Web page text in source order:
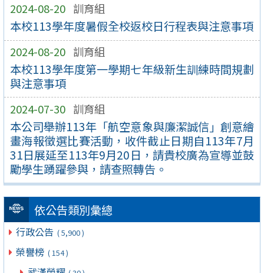
2024-08-20 訓育組
本校113學年度暑假全校返校日行程表與注意事項
2024-08-20 訓育組
本校113學年度第一學期七年級新生訓練時間規劃
與注意事項
2024-07-30 訓育組
本公司舉辦113年「航空意象與廉潔誠信」創意繪
畫海報徵選比賽活動，收件截止日期自113年7月
31日展延至113年9月20日，請貴校廣為宣導並鼓
勵學生踴躍參與，請查照轉告。
依公告類別彙總
行政公告 ( 5,900 )
榮譽榜 ( 154 )